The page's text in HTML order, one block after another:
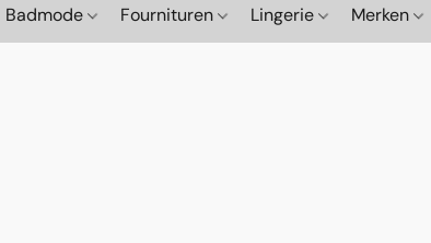
Badmode Fournituren Lingerie Merken